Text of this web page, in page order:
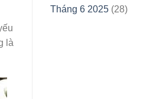
là
Tháng 6 2025(28)